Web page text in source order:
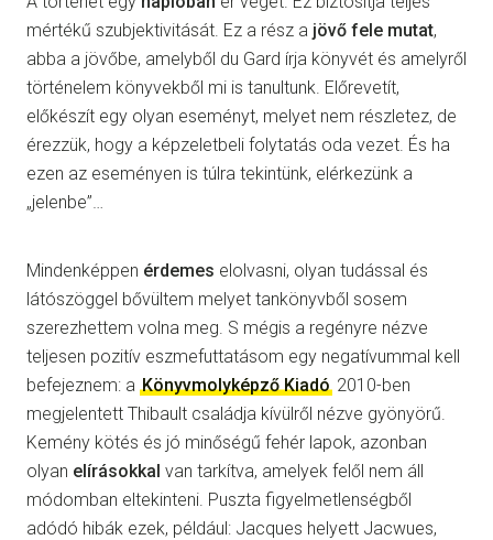
mértékű szubjektivitását. Ez a rész a jövő fele mutat,
abba a jövőbe, amelyből du Gard írja könyvét és amelyről
történelem könyvekből mi is tanultunk. Előrevetít,
előkészít egy olyan eseményt, melyet nem részletez, de
érezzük, hogy a képzeletbeli folytatás oda vezet. És ha
ezen az eseményen is túlra tekintünk, elérkezünk a
„jelenbe”…
Mindenképpen érdemes elolvasni, olyan tudással és
látószöggel bővültem melyet tankönyvből sosem
szerezhettem volna meg. S mégis a regényre nézve
teljesen pozitív eszmefuttatásom egy negatívummal kell
befejeznem: a Könyvmolyképző Kiadó 2010-ben
megjelentett Thibault családja kívülről nézve gyönyörű.
Kemény kötés és jó minőségű fehér lapok, azonban
olyan elírásokkal van tarkítva, amelyek felől nem áll
módomban eltekinteni. Puszta figyelmetlenségből
adódó hibák ezek, például: Jacques helyett Jacwues,